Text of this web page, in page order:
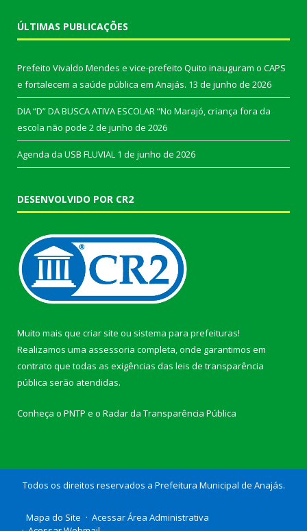
ÚLTIMAS PUBLICAÇÕES
Prefeito Vivaldo Mendes e vice-prefeito Quito inauguram o CAPS
e fortalecem a saúde pública em Anajás. 13 de junho de 2026
DIA “D” DA BUSCA ATIVA ESCOLAR “No Marajó, criança fora da
escola não pode 2 de junho de 2026
Agenda da USB FLUVIAL 1 de junho de 2026
DESENVOLVIDO POR CR2
Muito mais que criar site ou sistema para prefeituras!
Realizamos uma assessoria completa, onde garantimos em
contrato que todas as exigências das leis de transparência
pública serão atendidas.
Conheça o PNTP e o Radar da Transparência Pública
Todos os direitos reservados a Prefeitura Municipal de Anajás.
Mapa do Site
Acessar Área Administrativa